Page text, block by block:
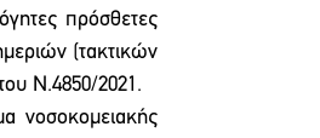
πρόσθετες
(τακτικών
Ν.4850/2021.
νοσοκομειακής